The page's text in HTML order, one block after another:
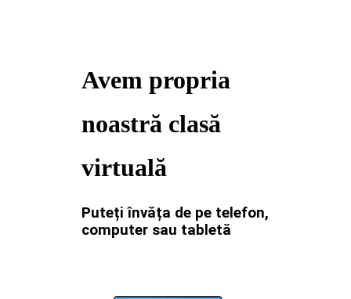
Avem propria
noastră clasă
virtuală
Puteți învăța de pe telefon,
computer sau tabletă